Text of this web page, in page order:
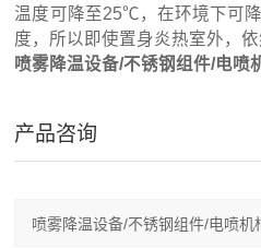
温度可降至25℃，在环境下可
度，所以即使置身炎热室外，依
喷雾降温设备/不锈钢组件/电喷
产品咨询